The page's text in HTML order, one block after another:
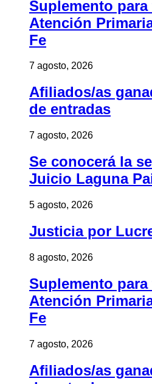
Suplemento
Atención
Fe
7 agosto, 2026
Afiliados/as
de entradas
7 agosto, 2026
Se conocerá la
Juicio Laguna
5 agosto, 2026
Justicia por
8 agosto, 2026
Suplemento
Atención
Fe
7 agosto, 2026
Afiliados/as